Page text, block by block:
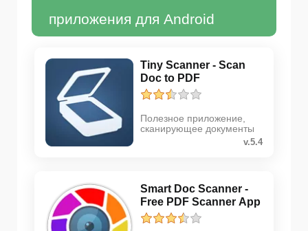
приложения для Android
Tiny Scanner - Scan
Doc to PDF
Полезное приложение,
сканирующее документы
v.5.4
Smart Doc Scanner -
Free PDF Scanner App